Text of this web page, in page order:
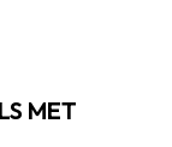
MET